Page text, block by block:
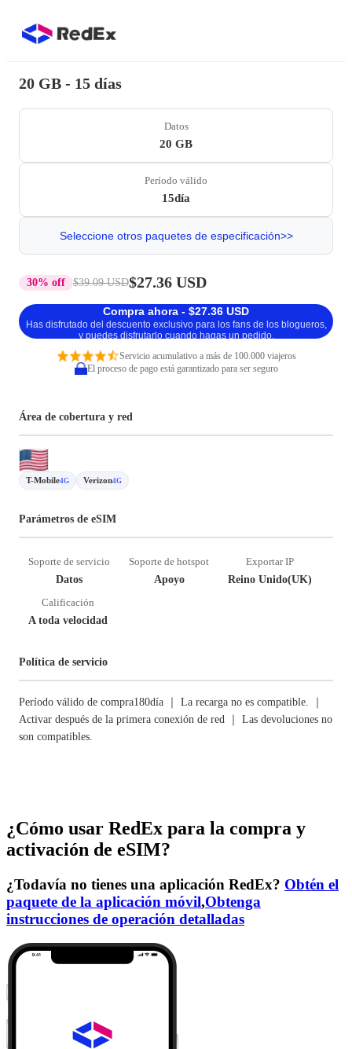
20 GB - 15 días
Datos
20 GB
Período válido
15día
Seleccione otros paquetes de especificación>>
30% off $39.09 USD$27.36 USD
Compra ahora - $27.36 USD
Has disfrutado del descuento exclusivo para los fans de los blogueros,
y puedes disfrutarlo cuando hagas un pedido.
Servicio acumulativo a más de 100.000 viajeros
El proceso de pago está garantizado para ser seguro
Área de cobertura y red
T-Mobile4G Verizon4G
Parámetros de eSIM
Soporte de servicio
Datos
Soporte de hotspot
Apoyo
Exportar IP
Reino Unido(UK)
Calificación
A toda velocidad
Política de servicio
Período válido de compra180día ｜ La recarga no es compatible. ｜
Activar después de la primera conexión de red ｜ Las devoluciones no
son compatibles.
¿Cómo usar RedEx para la compra y
activación de eSIM?
¿Todavía no tienes una aplicación RedEx? Obtén el
paquete de la aplicación móvil,Obtenga
instrucciones de operación detalladas